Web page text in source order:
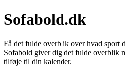
Sofabold.dk
Få det fulde overblik over hvad sport
Sofabold giver dig det fulde overblik
tilføje til din kalender.